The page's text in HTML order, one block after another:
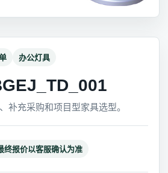
办公灯具
补充采购和项目型家具选型。
终报价以客服确认为准